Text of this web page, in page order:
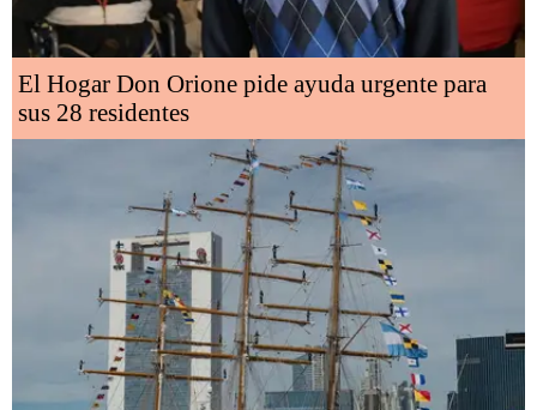
El Hogar Don Orione pide ayuda urgente para
sus 28 residentes